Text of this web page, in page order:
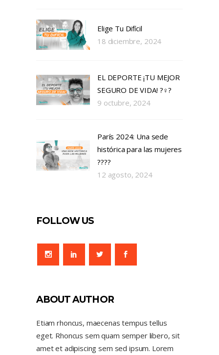
Elige Tu Difícil
18 diciembre, 2024
EL DEPORTE ¡TU MEJOR
SEGURO DE VIDA! ?‍♀️?
9 octubre, 2024
París 2024: Una sede
histórica para las mujeres
????
12 agosto, 2024
FOLLOW US
ABOUT AUTHOR
Etiam rhoncus, maecenas tempus tellus
eget. Rhoncus sem quam semper libero, sit
amet et adipiscing sem sed ipsum. Lorem